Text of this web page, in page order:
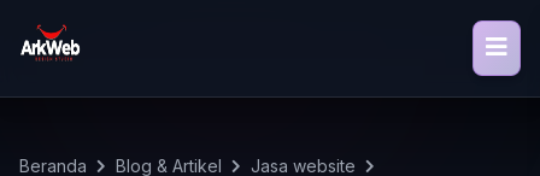
Beranda Blog & Artikel
Jasa website